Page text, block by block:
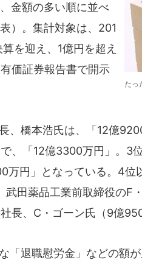
たっ
金額の多い順に並べ
）。集計対象は、201
を迎え、1億円を超え
価証券報告書で開示
、橋本浩氏は、「12億
、「12億3300万円」。3
万円」となっている。4位
田薬品工業前取締役のF
長、C・ゴーン氏（9億
「退職慰労金」などの額